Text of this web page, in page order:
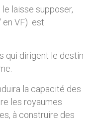
laisse supposer,
en VF) est
qui dirigent le destin
la capacité des
les royaumes
à construire des